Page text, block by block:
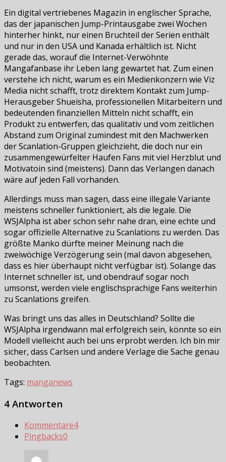
Ein digital vertriebenes Magazin in englischer Sprache,
das der japanischen Jump-Printausgabe zwei Wochen
hinterher hinkt, nur einen Bruchteil der Serien enthält
und nur in den USA und Kanada erhältlich ist. Nicht
gerade das, worauf die Internet-Verwöhnte
Mangafanbase ihr Leben lang gewartet hat. Zum einen
verstehe ich nicht, warum es ein Medienkonzern wie Viz
Media nicht schafft, trotz direktem Kontakt zum Jump-
Herausgeber Shueisha, professionellen Mitarbeitern und
bedeutenden finanziellen Mitteln nicht schafft, ein
Produkt zu entwerfen, das qualitativ und vom zeitlichen
Abstand zum Original zumindest mit den Machwerken
der Scanlation-Gruppen gleichzieht, die doch nur ein
zusammengewürfelter Haufen Fans mit viel Herzblut und
Motivatoin sind (meistens). Dann das Verlangen danach
wäre auf jeden Fall vorhanden.
Allerdings muss man sagen, dass eine illegale Variante
meistens schneller funktioniert, als die legale. Die
WSJAlpha ist aber schon sehr nahe dran, eine echte und
sogar offizielle Alternative zu Scanlations zu werden. Das
größte Manko dürfte meiner Meinung nach die
zweiwöchige Verzögerung sein (mal davon abgesehen,
dass es hier überhaupt nicht verfügbar ist). Solange das
Internet schneller ist, und obendrauf sogar noch
umsonst, werden viele englischsprachige Fans weiterhin
zu Scanlations greifen.
Was bringt uns das alles in Deutschland? Sollte die
WSJAlpha irgendwann mal erfolgreich sein, könnte so ein
Modell vielleicht auch bei uns erprobt werden. Ich bin mir
sicher, dass Carlsen und andere Verlage die Sache genau
beobachten.
Tags: manganews
4 Antworten
Kommentare4
Pingbacks0